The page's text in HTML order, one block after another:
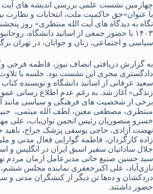
چهارمین نشست علمی بررسی اندیشه های آیت
با عنوان«حق حاکمیت ملت، انتخابات و نظارت بر
۱۴۰۳ با حضور جمعی از اساتید دانشگاه،
سیاسی و اجتماعی، زنان و جوانان، در تهران
به گزارش دریافتی انصاف نیوز، فاطمه فرجی
دادگستری مجری این نشست بود. جلسه با
سعید عرفانی از اساتید دانشگاه و نویسنده
زندگی» آغاز شد. به رغم عدم اطلاع رسانی
برخی از شخصیت های فرهنگی و سیاسی مانند
منتطری، مصطفی معین، لطف الله میثمی، حبیب
خسرو منصوریان رئیس انجمن توان‌یاب، علی
نهضت آزادی، حاجی یوسفی پزشک جراح، ناهید
زاده کارگردان، فاطمه گوارایی فعال مدنی و
جلال ساداتیان سفیر اسبق ایران در انگلیس و
سید حسین صنیع خانی مدیرعامل ازمان مردم
نازی‌آباد، علی اکبرجعفری نماینده مجلس
دردکشان و ده‌ها تن دیگر از کنشگران مدنی و
حضور داشتند.